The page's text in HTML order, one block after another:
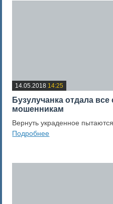
14.05.2018 14:25
Бузулучанка отдала
мошенникам
Вернуть украденное
Подробнее